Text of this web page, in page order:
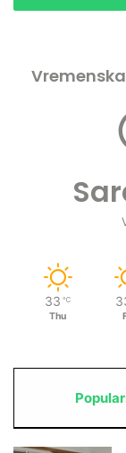
33 ℃
Thu